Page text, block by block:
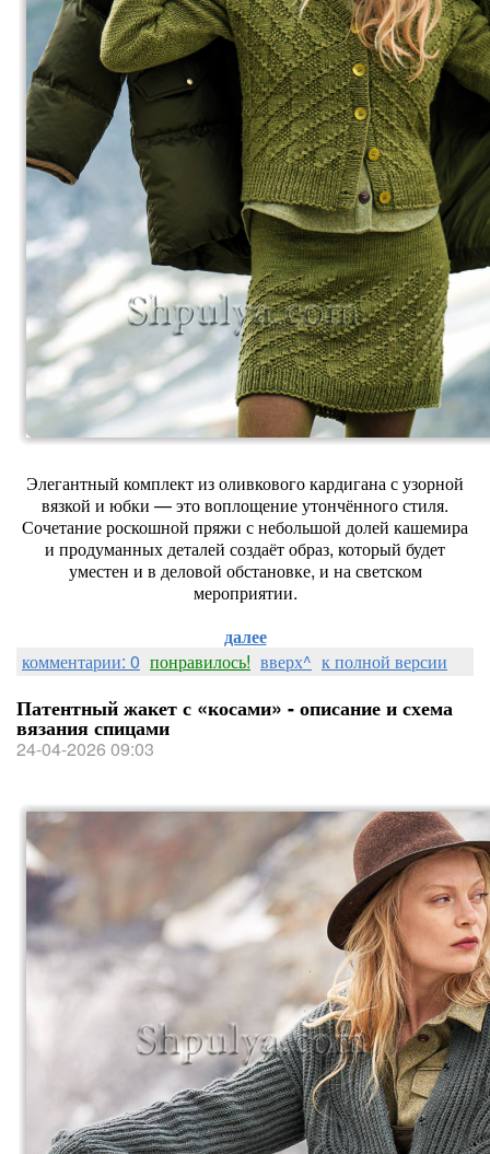
Элегантный комплект из оливкового кардигана с узорной
вязкой и юбки — это воплощение утончённого стиля.
Сочетание роскошной пряжи с небольшой долей кашемира
и продуманных деталей создаёт образ, который будет
уместен и в деловой обстановке, и на светском
мероприятии.
далее
комментарии: 0 понравилось! вверх^ к полной версии
Патентный жакет с «косами» - описание и схема
вязания спицами
24-04-2026 09:03